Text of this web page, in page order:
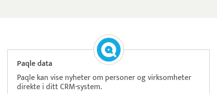
Paqle data
Paqle kan vise nyheter om personer og virksomheter
direkte i ditt CRM-system.